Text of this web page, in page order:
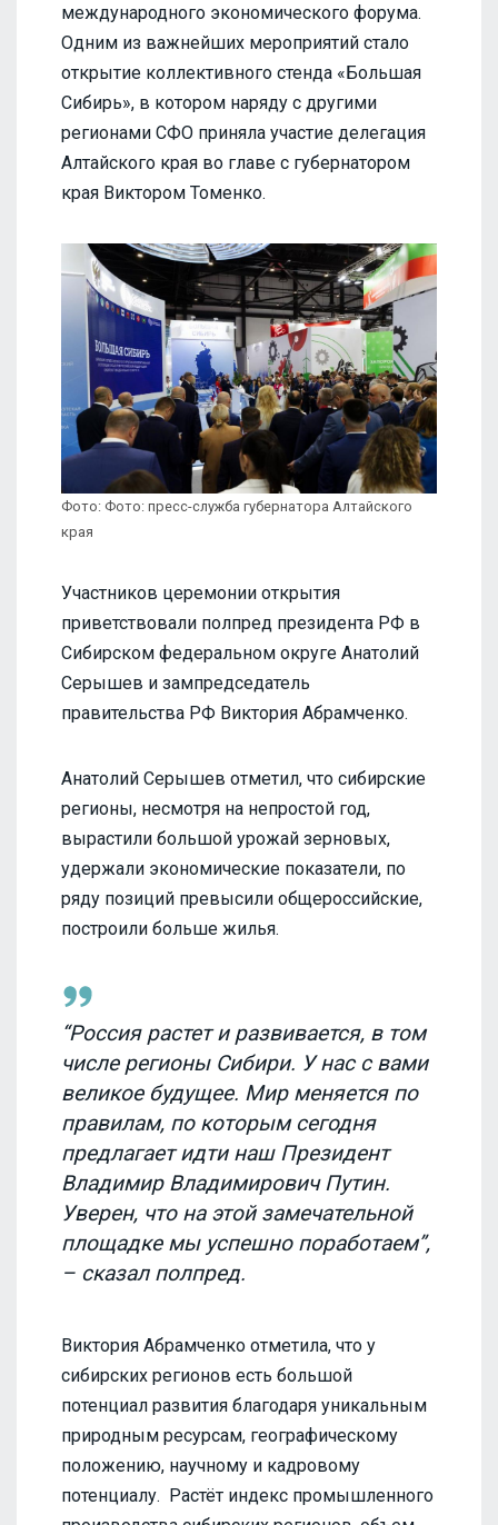
международного экономического форума.
Одним из важнейших мероприятий стало
открытие коллективного стенда «Большая
Сибирь», в котором наряду с другими
регионами СФО приняла участие делегация
Алтайского края во главе с губернатором
края Виктором Томенко.
Фото: Фото: пресс-служба губернатора Алтайского
края
Участников церемонии открытия
приветствовали полпред президента РФ в
Сибирском федеральном округе Анатолий
Серышев и зампредседатель
правительства РФ Виктория Абрамченко.
Анатолий Серышев отметил, что сибирские
регионы, несмотря на непростой год,
вырастили большой урожай зерновых,
удержали экономические показатели, по
ряду позиций превысили общероссийские,
построили больше жилья.
“Россия растет и развивается, в том
числе регионы Сибири. У нас с вами
великое будущее. Мир меняется по
правилам, по которым сегодня
предлагает идти наш Президент
Владимир Владимирович Путин.
Уверен, что на этой замечательной
площадке мы успешно поработаем”,
– сказал полпред.
Виктория Абрамченко отметила, что у
сибирских регионов есть большой
потенциал развития благодаря уникальным
природным ресурсам, географическому
положению, научному и кадровому
потенциалу. Растёт индекс промышленного